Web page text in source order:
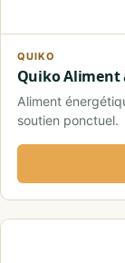
QUIKO
Quiko Aliment
Aliment
soutien ponctuel.